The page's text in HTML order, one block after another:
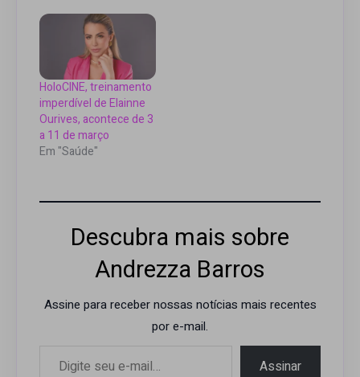
HoloCINE, treinamento
imperdível de Elainne
Ourives, acontece de 3
a 11 de março
Em "Saúde"
Descubra mais sobre
Andrezza Barros
Assine para receber nossas notícias mais recentes
por e-mail.
Assinar